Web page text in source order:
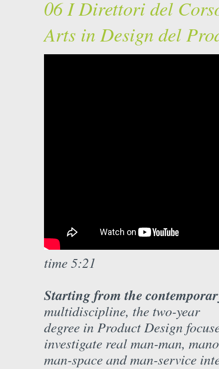
06 I Direttori del
Arts in Design del
time 5:21
Starting from the
multidiscipline, the two-year
degree in Product Design
investigate real man-man,
man-space and man-service